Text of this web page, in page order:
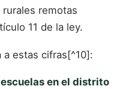
remotas
11 de la ley.
a estas cifras[^10]:
en el distrito